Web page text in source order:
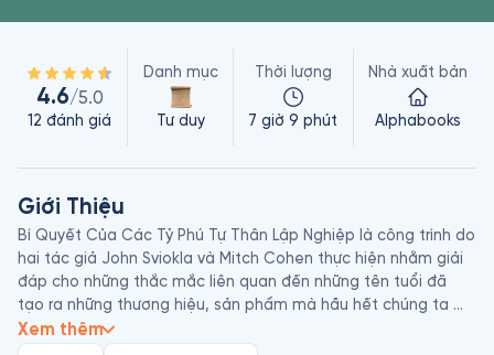
4.6/5.0
12 đánh giá
Danh mục
Tư duy
Thời lượng
7 giờ 9 phút
Nhà xuất bản
Alphabooks
Giới Thiệu
Bí Quyết Của Các Tỷ Phú Tự Thân Lập Nghiệp là công trình do
hai tác giả John Sviokla và Mitch Cohen thực hiện nhằm giải
đáp cho những thắc mắc liên quan đến những tên tuổi đã
tạo ra những thương hiệu, sản phẩm mà hầu hết chúng ta
đều tin dùng ngày nay. Ở họ có tố chất gì đặc biệt? Điều gì
Xem thêm